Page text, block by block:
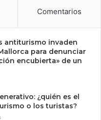
Comentarios
antiturismo invaden
para denunciar
encubierta» de un
¿quién es el
o los turistas?